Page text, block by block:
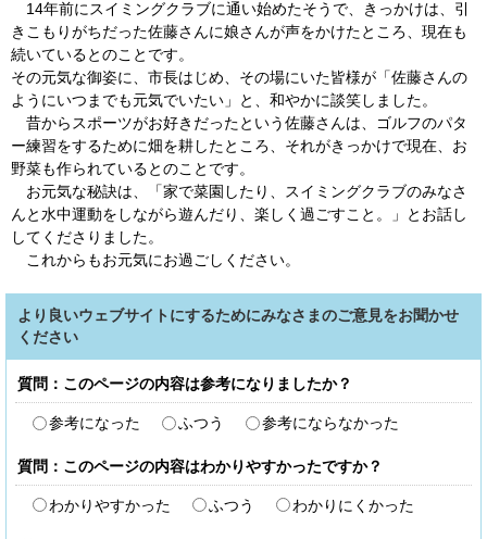
14年前にスイミングクラブに通い始めたそうで、きっかけは、引
きこもりがちだった佐藤さんに娘さんが声をかけたところ、現在も
続いているとのことです。
その元気な御姿に、市長はじめ、その場にいた皆様が「佐藤さんの
ようにいつまでも元気でいたい」と、和やかに談笑しました。
昔からスポーツがお好きだったという佐藤さんは、ゴルフのパタ
ー練習をするために畑を耕したところ、それがきっかけで現在、お
野菜も作られているとのことです。
お元気な秘訣は、「家で菜園したり、スイミングクラブのみなさ
んと水中運動をしながら遊んだり、楽しく過ごすこと。」とお話し
してくださりました。
これからもお元気にお過ごしください。
より良いウェブサイトにするためにみなさまのご意見をお聞かせ
ください
質問：このページの内容は参考になりましたか？
参考になった ふつう 参考にならなかった
質問：このページの内容はわかりやすかったですか？
わかりやすかった ふつう わかりにくかった